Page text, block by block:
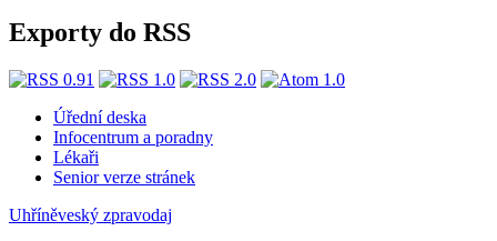
Exporty do RSS
Úřední deska
Infocentrum a poradny
Lékaři
Senior verze stránek
Uhříněveský zpravodaj